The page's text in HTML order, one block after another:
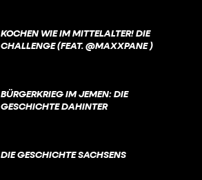
KOCHEN WIE IM MITTELALTER! DIE
CHALLENGE (FEAT. @MAXXPANE )
BÜRGERKRIEG IM JEMEN: DIE
GESCHICHTE DAHINTER
DIE GESCHICHTE SACHSENS